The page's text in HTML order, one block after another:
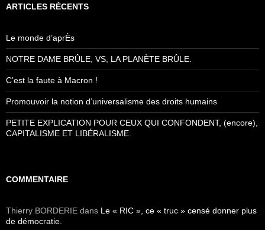
ARTICLES RÉCENTS
Le monde d’aprÈs
NOTRE DAME BRÛLE, VS, LA PLANÈTE BRÛLE.
C’est la faute à Macron !
Promouvoir la notion d’universalisme des droits humains
PETITE EXPLICATION POUR CEUX QUI CONFONDENT, (encore),
CAPITALISME ET LIBÉRALISME.
COMMENTAIRE
Thierry BORDERIE dans Le « RIC », ce « truc » censé donner plus
de démocratie.